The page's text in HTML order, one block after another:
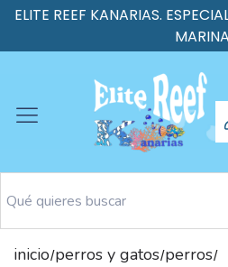
ELITE REEF KANARIAS.
MARINA
inicio/perros y gatos/perros/